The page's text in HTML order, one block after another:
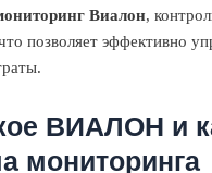
Виалон,
позволяет эффективно
ВИАЛОН и
мониторинга